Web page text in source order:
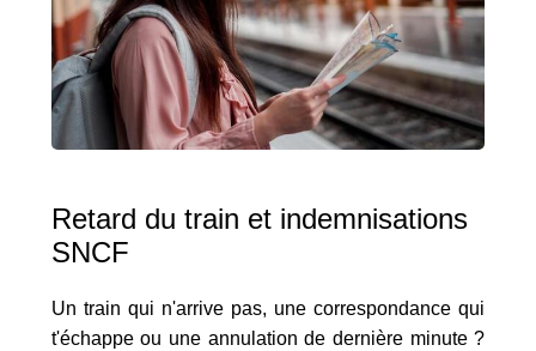
Retard du train et indemnisations
SNCF
Un train qui n'arrive pas, une correspondance qui
t'échappe ou une annulation de dernière minute ?